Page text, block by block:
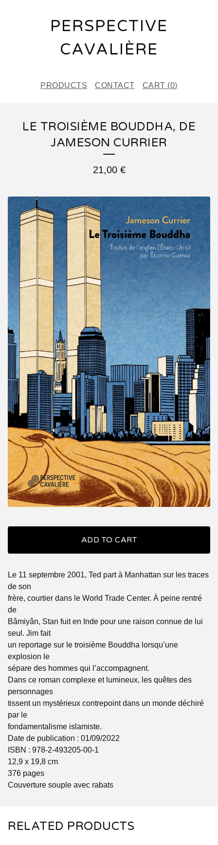
PERSPECTIVE
CAVALIÈRE
PRODUCTS CONTACT CART (0)
LE TROISIÈME BOUDDHA, DE
JAMESON CURRIER
21,00 €
ADD TO CART
Le 11 septembre 2001, Ted part à Manhattan sur les traces
de son
frère, courtier dans le World Trade Center. À peine rentré
de
Bâmiyân, Stan fuit en Inde pour une raison connue de lui
seul. Jim fait
un reportage sur le troisième Bouddha lorsqu’une
explosion le
sépare des hommes qui l’accompagnent.
Dans ce roman complexe et lumineux, les quêtes des
personnages
tissent un mystérieux contrepoint dans un monde déchiré
par le
fondamentalisme islamiste.
Date de publication : 01/09/2022
ISBN : 978-2-493205-00-1
12,9 x 19,8 cm
376 pages
Couverture souple avec rabats
RELATED PRODUCTS